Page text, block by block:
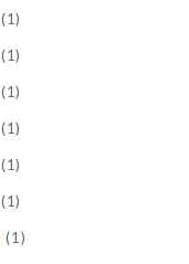
(1)
(1)
(1)
(1)
(1)
(1)
(1)